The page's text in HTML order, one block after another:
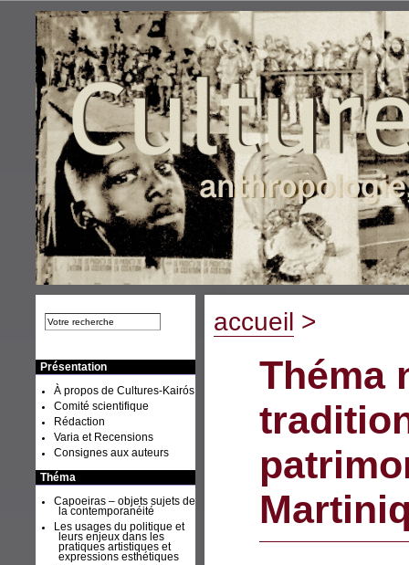
accueil >
Théma
Présentation
À propos de Cultures-Kairós
Comité scientifique
Rédaction
Varia et Recensions
Consignes aux auteurs
Théma
Capoeiras – objets sujets de
la contemporanéité
Les usages du politique et
leurs enjeux dans les
pratiques artistiques et
expressions esthétiques